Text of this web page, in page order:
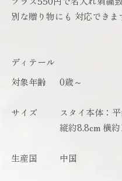
別な贈り物にも 対応できま
ディテール
対象年齢
0歳～
サイズ
スタイ本体：
縦約8.8cm 横
生産国 中国